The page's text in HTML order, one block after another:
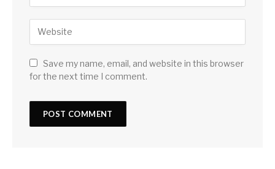
Save my name, email, and website in this browser
for the next time I comment.